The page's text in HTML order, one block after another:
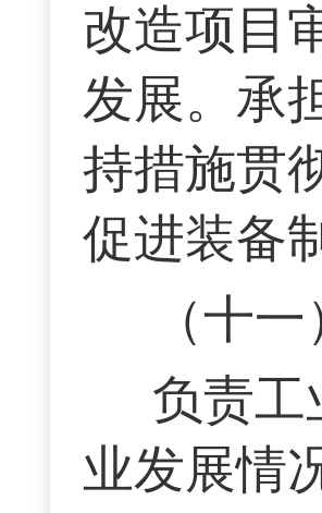
改造项目
发展。承
持措施贯
促进装备
（十
负责工
业发展情